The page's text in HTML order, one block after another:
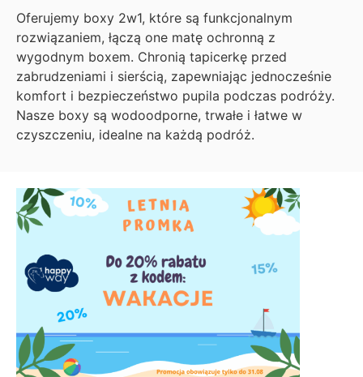
Oferujemy boxy 2w1, które są funkcjonalnym
rozwiązaniem, łączą one matę ochronną z
wygodnym boxem. Chronią tapicerkę przed
zabrudzeniami i sierścią, zapewniając jednocześnie
komfort i bezpieczeństwo pupila podczas podróży.
Nasze boxy są wodoodporne, trwałe i łatwe w
czyszczeniu, idealne na każdą podróż.